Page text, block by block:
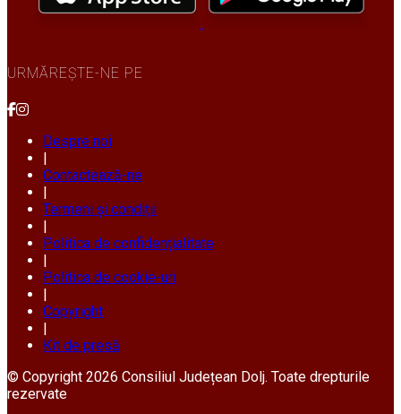
URMĂREȘTE-NE PE
Despre noi
|
Contactează-ne
|
Termeni și condiții
|
Politica de confidențialitate
|
Politica de cookie-uri
|
Copyright
|
Kit de presă
© Copyright 2026 Consiliul Județean Dolj. Toate drepturile
rezervate